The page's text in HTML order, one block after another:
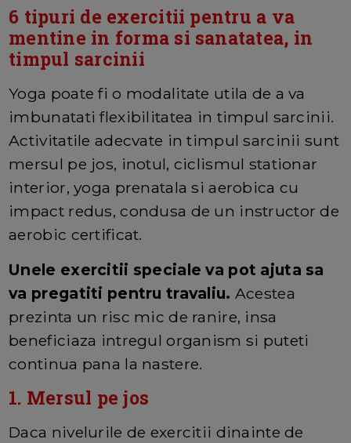
6 tipuri de exercitii pentru a va
mentine in forma si sanatatea, in
timpul sarcinii
Yoga poate fi o modalitate utila de a va
imbunatati flexibilitatea in timpul sarcinii.
Activitatile adecvate in timpul sarcinii sunt
mersul pe jos, inotul, ciclismul stationar
interior, yoga prenatala si aerobica cu
impact redus, condusa de un instructor de
aerobic certificat.
Unele exercitii speciale va pot ajuta sa
va pregatiti pentru travaliu. Acestea
prezinta un risc mic de ranire, insa
beneficiaza intregul organism si puteti
continua pana la nastere.
1. Mersul pe jos
Daca nivelurile de exercitii dinainte de